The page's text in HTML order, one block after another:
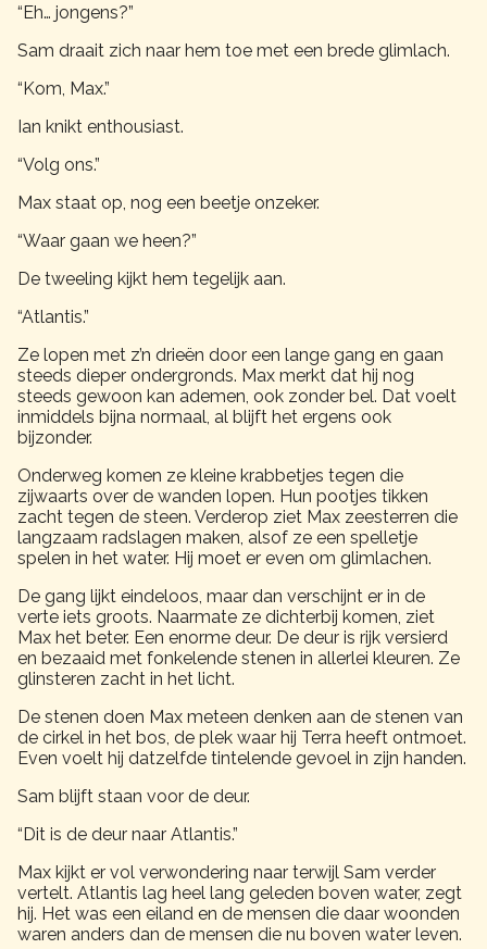
“Eh… jongens?”
Sam draait zich naar hem toe met een brede glimlach.
“Kom, Max.”
Ian knikt enthousiast.
“Volg ons.”
Max staat op, nog een beetje onzeker.
“Waar gaan we heen?”
De tweeling kijkt hem tegelijk aan.
“Atlantis.”
Ze lopen met z’n drieën door een lange gang en gaan
steeds dieper ondergronds. Max merkt dat hij nog
steeds gewoon kan ademen, ook zonder bel. Dat voelt
inmiddels bijna normaal, al blijft het ergens ook
bijzonder.
Onderweg komen ze kleine krabbetjes tegen die
zijwaarts over de wanden lopen. Hun pootjes tikken
zacht tegen de steen. Verderop ziet Max zeesterren die
langzaam radslagen maken, alsof ze een spelletje
spelen in het water. Hij moet er even om glimlachen.
De gang lijkt eindeloos, maar dan verschijnt er in de
verte iets groots. Naarmate ze dichterbij komen, ziet
Max het beter. Een enorme deur. De deur is rijk versierd
en bezaaid met fonkelende stenen in allerlei kleuren. Ze
glinsteren zacht in het licht.
De stenen doen Max meteen denken aan de stenen van
de cirkel in het bos, de plek waar hij Terra heeft ontmoet.
Even voelt hij datzelfde tintelende gevoel in zijn handen.
Sam blijft staan voor de deur.
“Dit is de deur naar Atlantis.”
Max kijkt er vol verwondering naar terwijl Sam verder
vertelt. Atlantis lag heel lang geleden boven water, zegt
hij. Het was een eiland en de mensen die daar woonden
waren anders dan de mensen die nu boven water leven.